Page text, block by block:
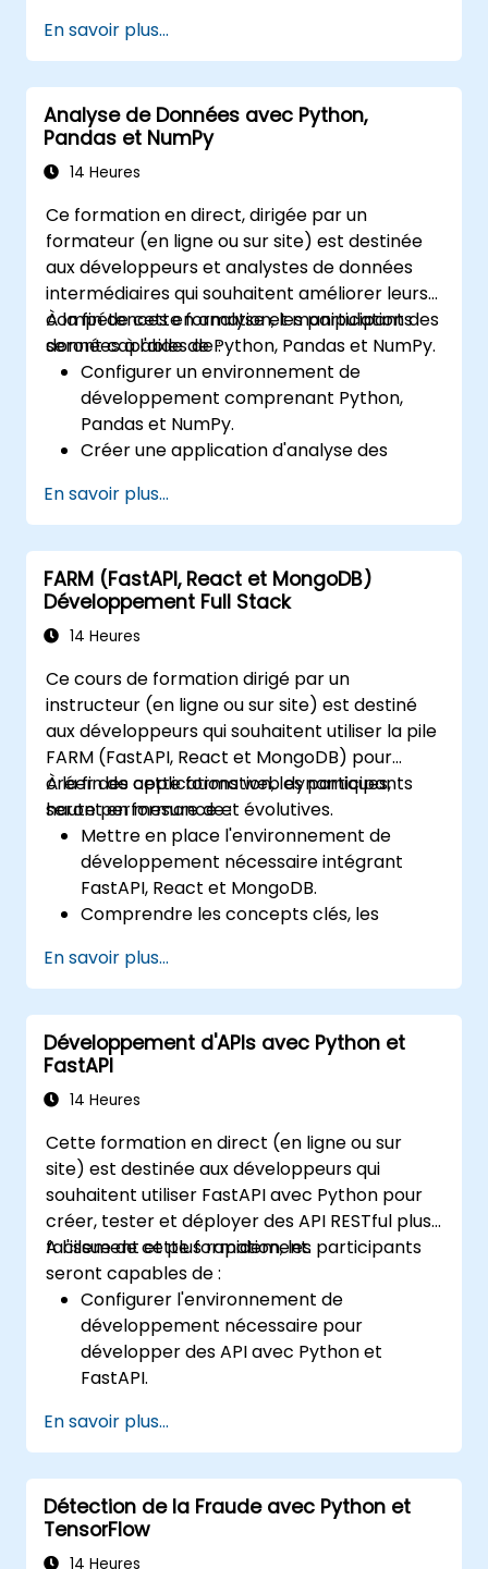
En savoir plus...
Analyse de Données avec Python,
Pandas et NumPy
14 Heures
Ce formation en direct, dirigée par un
formateur (en ligne ou sur site) est destinée
aux développeurs et analystes de données
intermédiaires qui souhaitent améliorer leurs
compétences en analyse et manipulation des
données à l'aide de Python, Pandas et NumPy.
À la fin de cette formation, les participants
seront capables de :
Configurer un environnement de
développement comprenant Python,
Pandas et NumPy.
Créer une application d'analyse des
Réaliser des opérations avancées de
préparation, de tri et de filtrage des
données.
Conduire des opérations agrégées et
analyser les séries temporelles.
Visualiser les données à l'aide de
visualisation.
Déboguer et optimiser leur code
d'analyse des données.
En savoir plus...
FARM (FastAPI, React et MongoDB)
Développement Full Stack
14 Heures
Ce cours de formation dirigé par un
instructeur (en ligne ou sur site) est destiné
aux développeurs qui souhaitent utiliser la pile
FARM (FastAPI, React et MongoDB) pour
créer des applications web dynamiques,
haute performance et évolutives.
À la fin de cette formation, les participants
seront en mesure de :
Mettre en place l'environnement de
développement nécessaire intégrant
FastAPI, React et MongoDB.
Comprendre les concepts clés, les
FARM.
Apprendre à construire des API REST
avec FastAPI.
Apprendre à concevoir des applications
interactives avec React.
Développer, tester et déployer des
utilisant la pile FARM.
En savoir plus...
Développement d'APIs avec Python et
FastAPI
14 Heures
Cette formation en direct (en ligne ou sur
site) est destinée aux développeurs qui
souhaitent utiliser FastAPI avec Python pour
créer, tester et déployer des API RESTful plus
facilement et plus rapidement.
A l'issue de cette formation, les participants
seront capables de :
Configurer l'environnement de
développement nécessaire pour
développer des API avec Python et
FastAPI.
facilement en utilisant la bibliothèque
FastAPI.
Apprendre à créer des modèles de
données et des schémas basés sur
Pydantic et OpenAPI.
Connecter les API à une base de données
En savoir plus...
Détection de la Fraude avec Python et
TensorFlow
14 Heures